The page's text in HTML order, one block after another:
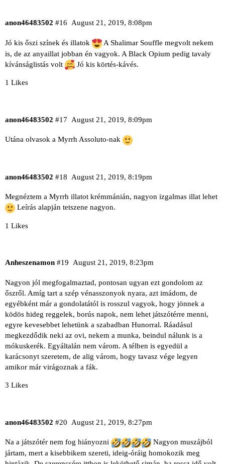
anon46483502 August 21, 2019, 8:08pm
#16
Jó kis őszi színek és illatok
A Shalimar Souffle megvolt nekem
is, de az anyaillat jobban én vagyok. A Black Opium pedig tavaly
kívánságlistás volt
Jó kis körtés-kávés.
1 Likes
anon46483502 August 21, 2019, 8:09pm
#17
Utána olvasok a Myrrh Assoluto-nak
anon46483502 August 21, 2019, 8:19pm
#18
Megnéztem a Myrrh illatot krémmánián, nagyon izgalmas illat lehet
Leírás alapján tetszene nagyon.
1 Likes
Anheszenamon August 21, 2019, 8:23pm
#19
Nagyon jól megfogalmaztad, pontosan ugyan ezt gondolom az
őszről. Amíg tart a szép vénasszonyok nyara, azt imádom, de
egyébként már a gondolatától is rosszul vagyok, hogy jönnek a
ködös hideg reggelek, borús napok, nem lehet játszótérre menni,
egyre kevesebbet lehetünk a szabadban Hunorral. Ráadásul
megkezdődik neki az ovi, nekem a munka, beindul nálunk is a
mókuskerék. Egyáltalán nem várom. A télben is egyedül a
karácsonyt szeretem, de alig várom, hogy tavasz vége legyen
amikor már virágoznak a fák.
3 Likes
anon46483502 August 21, 2019, 8:27pm
#20
Na a játszótér nem fog hiányozni
Nagyon muszájból
jártam, mert a kisebbikem szereti, ideig-óráig homokozik meg